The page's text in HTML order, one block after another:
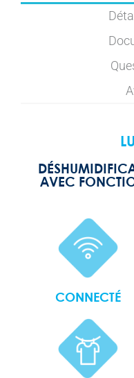
AVEC
CONNECTÉ